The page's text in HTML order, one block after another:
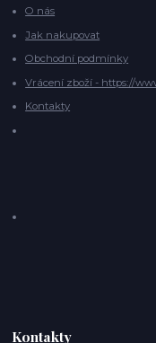
O nás
Jak nakupovat
Obchodní podmínky
Vrácení zboží - https://
Kontakty
Kontakty